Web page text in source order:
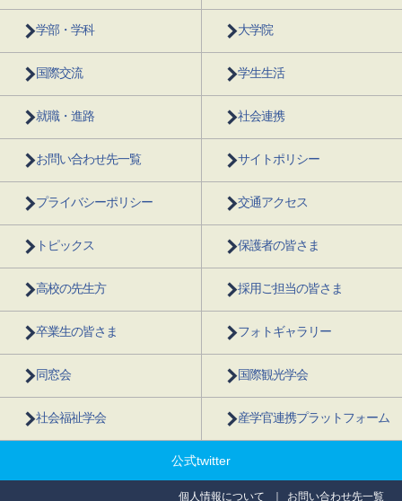
学部・学科 大学院
国際交流 学生生活
就職・進路 社会連携
お問い合わせ先一覧 サイトポリシー
プライバシーポリシー 交通アクセス
トピックス 保護者の皆さま
高校の先生方 採用ご担当の皆さま
卒業生の皆さま フォトギャラリー
同窓会 国際観光学会
社会福祉学会 産学官連携プラットフォーム
公式twitter
個人情報について お問い合わせ先一覧